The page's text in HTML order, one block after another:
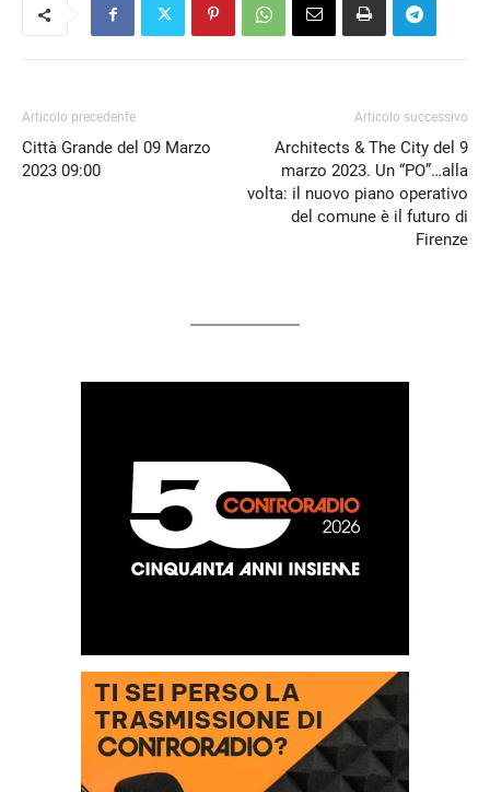
Articolo precedente
Città Grande del 09 Marzo
2023 09:00
Articolo successivo
Architects & The City del 9
marzo 2023. Un “PO”…alla
volta: il nuovo piano operativo
del comune è il futuro di
Firenze